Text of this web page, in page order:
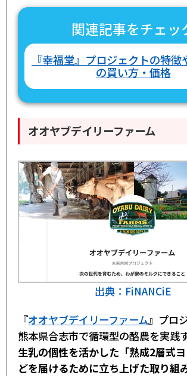
関連記事をチェッ
『幸福堂』プロジェクトの特徴
の買い方・価格
オオヤブデイリーファーム
出典：FiNANCiE
『オオヤブデイリーファーム』プロ
熊本県合志市で循環型の酪農を実践
生乳の個性を活かした「熟成2層式
どを届けるために立ち上げた取り組